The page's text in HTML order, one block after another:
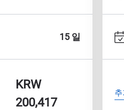
15 일
KRW
200,417